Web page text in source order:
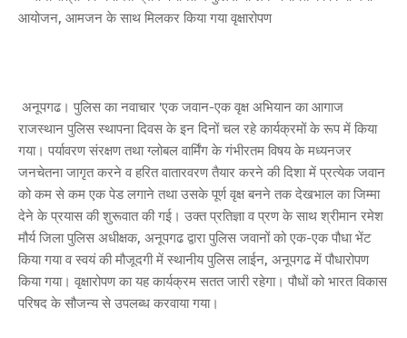
आयोजन, आमजन के साथ मिलकर किया गया वृक्षारोपण
अनूपगढ। पुलिस का नवाचार 'एक जवान-एक वृक्ष अभियान का आगाज
राजस्थान पुलिस स्थापना दिवस के इन दिनों चल रहे कार्यक्रमों के रूप में किया
गया। पर्यावरण संरक्षण तथा ग्लोबल वार्मिंग के गंभीरतम विषय के मध्यनजर
जनचेतना जागृत करने व हरित वातारवरण तैयार करने की दिशा में प्रत्येक जवान
को कम से कम एक पेड लगाने तथा उसके पूर्ण वृक्ष बनने तक देखभाल का जिम्मा
देने के प्रयास की शुरूवात की गई। उक्त प्रतिज्ञा व प्रण के साथ श्रीमान रमेश
मौर्य जिला पुलिस अधीक्षक, अनूपगढ द्वारा पुलिस जवानों को एक-एक पौधा भेंट
किया गया व स्वयं की मौजूदगी में स्थानीय पुलिस लाईन, अनूपगढ में पौधारोपण
किया गया। वृक्षारोपण का यह कार्यक्रम सतत जारी रहेगा। पौधों को भारत विकास
परिषद के सौजन्य से उपलब्ध करवाया गया।